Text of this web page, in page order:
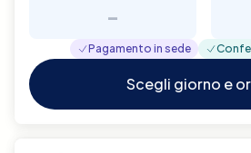
-
Pagamento in sede
Scegli giorno e